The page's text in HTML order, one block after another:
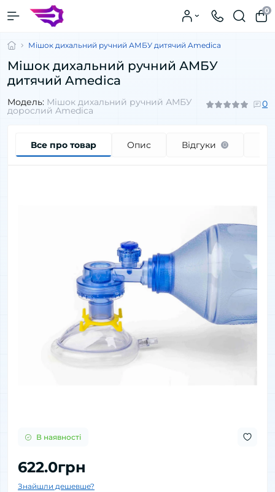
0
Мішок дихальний ручний АМБУ дитячий Amedica
Мішок дихальний ручний АМБУ
дитячий Amedica
Модель: Мішок дихальний ручний АМБУ
дорослий Amedica
0
Все про товар Опис Відгуки 0
В наявності
622.0грн
Знайшли дешевше?